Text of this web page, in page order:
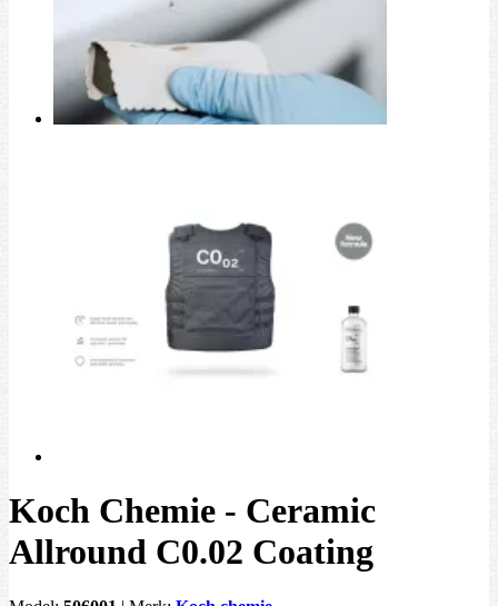
Koch Chemie - Ceramic
Allround C0.02 Coating